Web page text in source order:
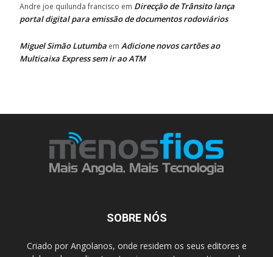
Andre joe quilunda francisco em Direcção de Trânsito lança
portal digital para emissão de documentos rodoviários
Miguel Simão Lutumba em Adicione novos cartões ao
Multicaixa Express sem ir ao ATM
SOBRE NÓS
Criado por Angolanos, onde residem os seus editores e